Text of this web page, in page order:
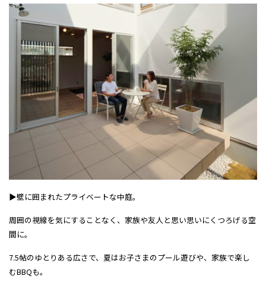
▶壁に囲まれたプライベートな中庭。
周囲の視線を気にすることなく、家族や友人と思い思いにくつろげる空
間に。
7.5帖のゆとりある広さで、夏はお子さまのプール遊びや、家族で楽し
むBBQも。